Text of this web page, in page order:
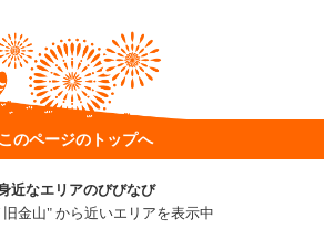
このページのトップへ
近なエリアのびびなび
金山" から近いエリアを表示中